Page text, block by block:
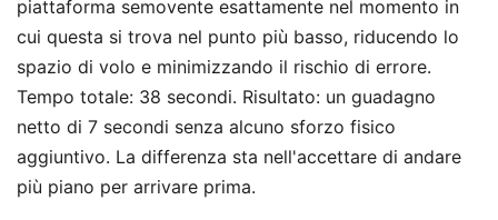
piattaforma semovente esattamente nel momento in
cui questa si trova nel punto più basso, riducendo lo
spazio di volo e minimizzando il rischio di errore.
Tempo totale: 38 secondi. Risultato: un guadagno
netto di 7 secondi senza alcuno sforzo fisico
aggiuntivo. La differenza sta nell'accettare di andare
più piano per arrivare prima.